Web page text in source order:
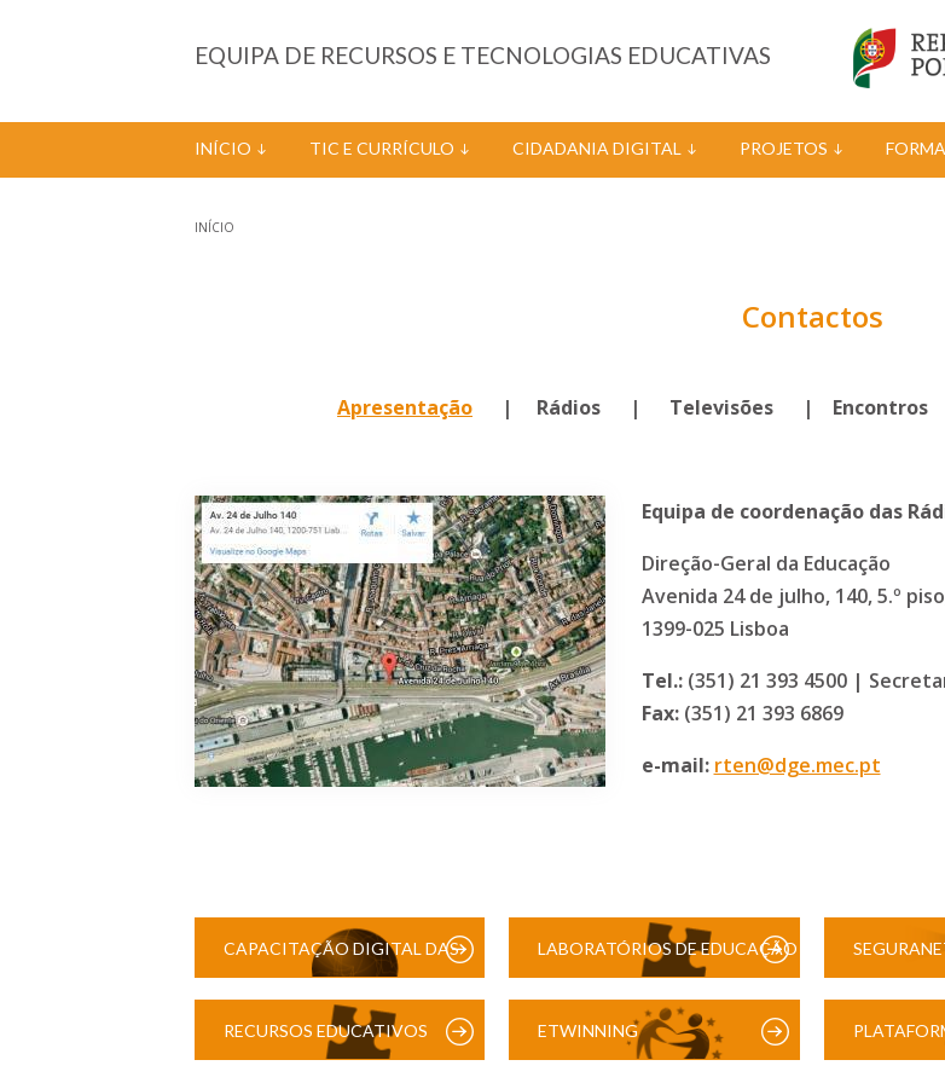
EQUIPA DE RECURSOS E TECNOLOGIAS EDUCATIVAS
INÍCIO TIC E CURRÍCULO CIDADANIA DIGITAL PROJETOS
INÍCIO
Contactos
Apresentação | Rádios | Televisões |
Equipa de coordenação das
Direção-Geral da Educação
Avenida 24 de julho, 140, 5.º
1399-025 Lisboa
Tel.:(351) 21 393 4500 |
Fax:(351) 21 393 6869
e-mail: rten@dge.mec.pt
CAPACITAÇÃO DIGITAL DAS LABORATÓRIOS DE EDUCAÇÃO
RECURSOS EDUCATIVOS ETWINNING